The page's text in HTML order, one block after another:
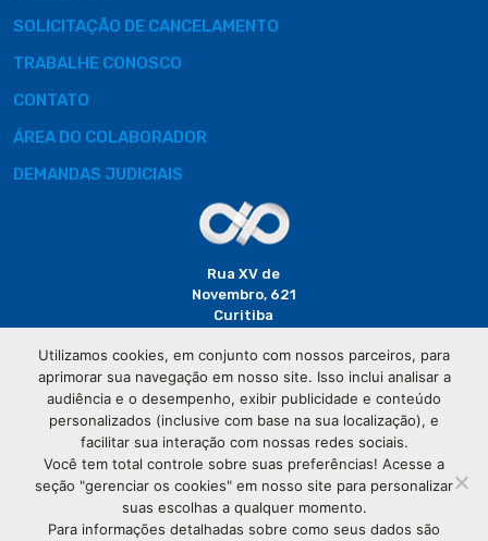
SOLICITAÇÃO DE CANCELAMENTO
TRABALHE CONOSCO
CONTATO
ÁREA DO COLABORADOR
DEMANDAS JUDICIAIS
Rua XV de
Novembro, 621
Curitiba
(41) 3320-
2929
Utilizamos cookies, em conjunto com nossos parceiros, para
aprimorar sua navegação em nosso site. Isso inclui analisar a
audiência e o desempenho, exibir publicidade e conteúdo
personalizados (inclusive com base na sua localização), e
facilitar sua interação com nossas redes sociais.
Você tem total controle sobre suas preferências! Acesse a
seção "gerenciar os cookies" em nosso site para personalizar
suas escolhas a qualquer momento.
Para informações detalhadas sobre como seus dados são